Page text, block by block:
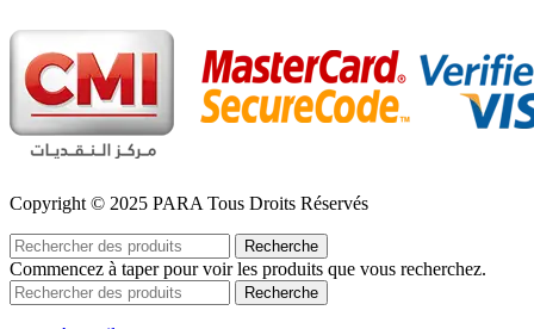
Copyright © 2025 PARA Tous Droits Réservés
Recherche
Commencez à taper pour voir les produits que vous recherchez.
Recherche